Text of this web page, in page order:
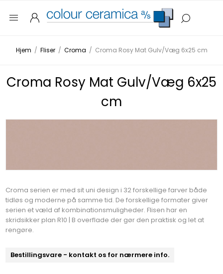
Hjem / Fliser / Croma / Croma Rosy Mat Gulv/Væg 6x25 cm
Croma Rosy Mat Gulv/Væg 6x25
cm
Croma serien er med sit uni design i 32 forskellige farver både
tidløs og moderne på samme tid. De forskellige formater giver
serien et væld af kombinationsmuligheder. Flisen har en
skridsikker plan R10 | B overflade der gør den praktisk og let at
rengøre.
Bestillingsvare - kontakt os for nærmere info.